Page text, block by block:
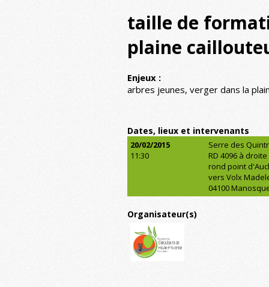
taille de
plaine
Enjeux :
arbres jeunes, verger dans la
Dates, lieux et intervenants
20/02/2015
11:30
Serre des
RD 4096 à
rond point
vers Volx
04100
Organisateur(s)